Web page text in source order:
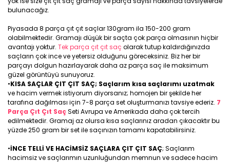
bulunacağız.
Piyasada 8 parça çıt çıt saçlar 130gram ila 150-200 gram
olabilmektedir. Gramajı düşük bir saçta çok parça olmasının hiçbir
avantajı yoktur. Tek parça çıt çıt saç olarak tutup kaldırdığınızda
saçların çok ince ve yetersiz olduğunu göreceksiniz. Biz her bir
parçayı dolgun hazırlayarak daha az parça saç ile maksimum
güzel görüntüyü sunuyoruz.
•KISA SAÇLAR ÇIT ÇIT SAÇ; Saçlarım kısa saçlarımı uzatmak
ve hacim vermek istiyorum diyorsanız; homojen bir şekilde her
tarafına dağılması için 7-8 parça set oluşturmanızı tavsiye ederiz. 7
Parça Çıt Çıt SaçSeti Avrupa ve Amerikada daha çok tercih
edilmektedir. Gramaj az olursa kısa saçlarınız aradan çıkacaktır bu
yüzde 250 gram bir set ile saçınızın tamamı kapatabilirsiniz.
•İNCE TELLİ VE HACİMSİZ SAÇLARA ÇIT ÇIT SAÇ; Saçlarım
hacimsiz ve saçlarımın uzunluğundan memnun ve sadece hacim